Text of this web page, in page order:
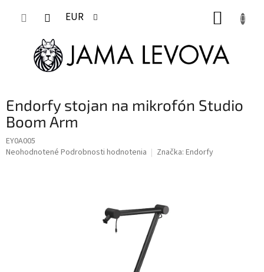
EUR
Endorfy stojan na mikrofón Studio
Boom Arm
EY0A005
Priemerné
Neohodnotené Podrobnosti hodnotenia Značka: Endorfy